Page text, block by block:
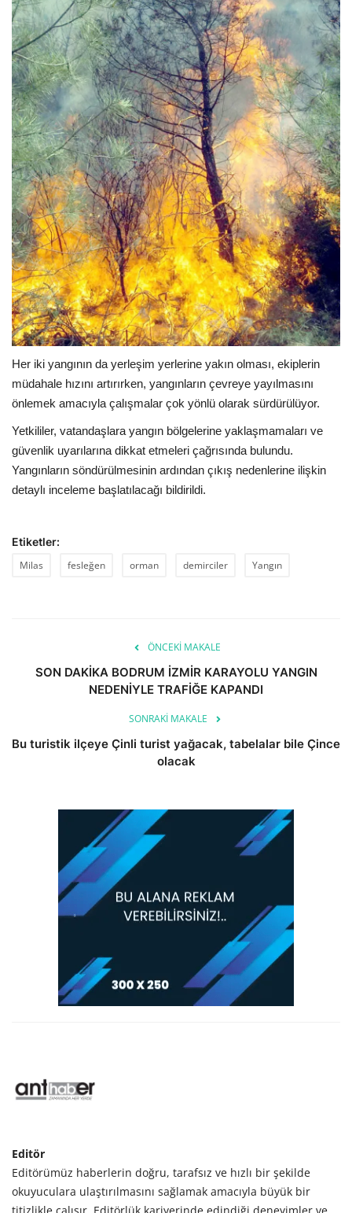
Her iki yangının da yerleşim yerlerine yakın olması, ekiplerin
müdahale hızını artırırken, yangınların çevreye yayılmasını
önlemek amacıyla çalışmalar çok yönlü olarak sürdürülüyor.
Yetkililer, vatandaşlara yangın bölgelerine yaklaşmamaları ve
güvenlik uyarılarına dikkat etmeleri çağrısında bulundu.
Yangınların söndürülmesinin ardından çıkış nedenlerine ilişkin
detaylı inceleme başlatılacağı bildirildi.
Etiketler:
Milas
fesleğen orman demirciler Yangın
ÖNCEKI MAKALE
SON DAKİKA BODRUM İZMİR KARAYOLU YANGIN
NEDENİYLE TRAFİĞE KAPANDI
SONRAKI MAKALE
Bu turistik ilçeye Çinli turist yağacak, tabelalar bile Çince
olacak
Editör
Editörümüz haberlerin doğru, tarafsız ve hızlı bir şekilde
okuyuculara ulaştırılmasını sağlamak amacıyla büyük bir